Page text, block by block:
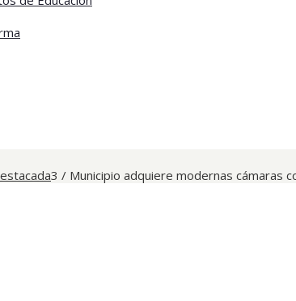
3 / Municipio adquiere modernas cámaras